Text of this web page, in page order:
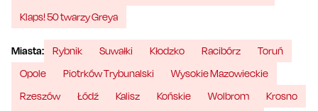
Klaps! 50 twarzy Greya
Miasta: Rybnik Suwałki Kłodzko Racibórz
Toruń
Opole
Piotrków Trybunalski
Wysokie Mazowieckie
Rzeszów
Łódź Kalisz Końskie Wolbrom
Krosno